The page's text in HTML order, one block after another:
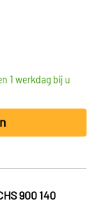
1 werkdag bij u
900 140